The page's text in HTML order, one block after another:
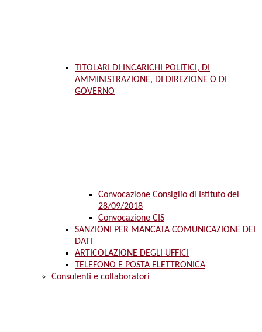
TITOLARI DI INCARICHI POLITICI, DI
AMMINISTRAZIONE, DI DIREZIONE O DI
GOVERNO
Convocazione Consiglio di Istituto del
28/09/2018
Convocazione CIS
SANZIONI PER MANCATA COMUNICAZIONE DEI
DATI
ARTICOLAZIONE DEGLI UFFICI
TELEFONO E POSTA ELETTRONICA
Consulenti e collaboratori